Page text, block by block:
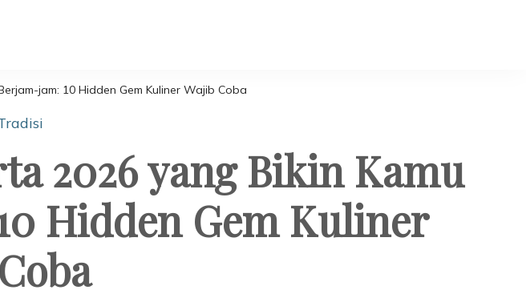
jam: 10 Hidden Gem Kuliner Wajib Coba
2026 yang Bikin Kamu
Hidden Gem Kuliner